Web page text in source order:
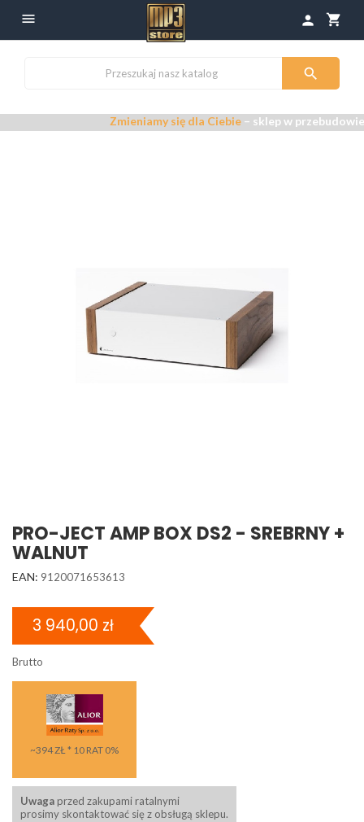
 shopping_cart
person

Zmieniamy się dla Ciebie– sklep w przebudowie –
PRO-JECT AMP BOX DS2 - SREBRNY +
WALNUT
EAN: 9120071653613
3 940,00 zł
Brutto
~394 ZŁ * 10 RAT 0%
Uwaga przed zakupami ratalnymi
prosimy skontaktować się z obsługą sklepu.